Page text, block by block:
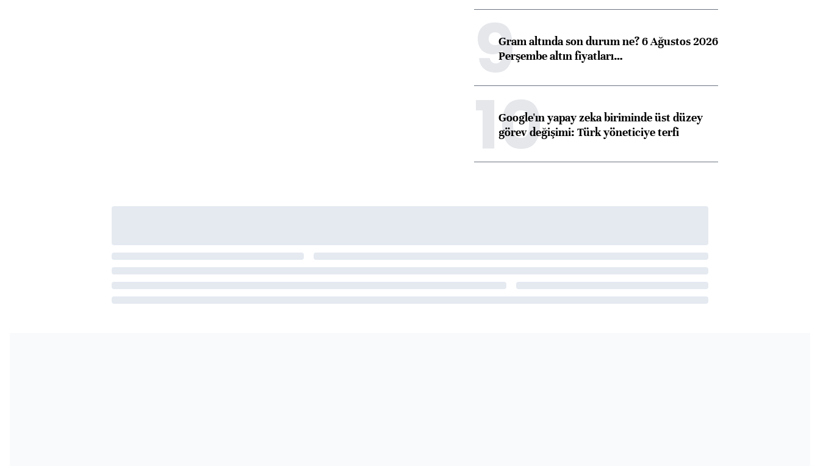
9Gram altında son durum ne? 6 Ağustos 2026
Perşembe altın fiyatları…
10
Google'ın yapay zeka biriminde üst düzey
görev değişimi: Türk yöneticiye terfi